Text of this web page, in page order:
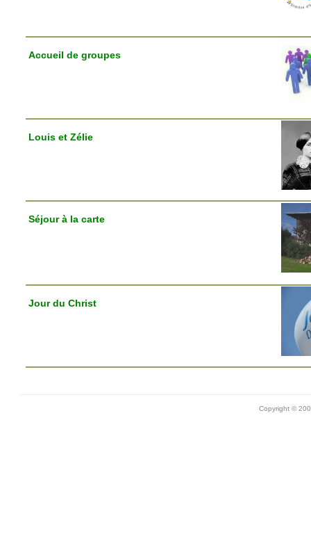
Accueil de groupes
Louis et Zélie
Séjour à la carte
Jour du Christ
Copyright ©